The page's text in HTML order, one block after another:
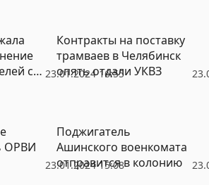
23.01.2024 16:55
с
Контракты на поставку
трамваев в Челябинск
опять отдали УКВЗ
23.01.2024 15:08
ОРВИ
Поджигатель
Ашинского военкомата
отправится в колонию